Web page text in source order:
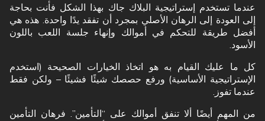
عندما تستخدم إستراتيجية البلاك جاك بهذا الشكل فأنت بحاجة
إلى العودة إلى الرهان الأصلي بمجرد أن تفقد يدًا واحدة. هذه هي
أفضل طريقة للتحكم في أموالك وإنهاء جلسة اللعب باللون
الأسود.
كل ما عليك القيام به هو اتخاذ الخيارات الصحيحة (استخدم
الإستراتيجية الأساسية) ورفع حصصك شيئًا فشيئًا – ولكن فقط
عندما تفوز.
من المهم أيضًا ألا تنفق أموالك على “التأمين”. فرهان التأمين